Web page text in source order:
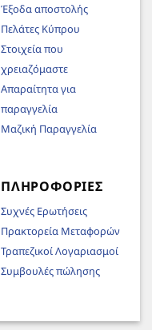
Έξοδα αποστολής
Πελάτες Κύπρου
Στοιχεία που
χρειαζόμαστε
Απαραίτητα για
παραγγελία
Μαζική Παραγγελία
ΠΛΗΡΟΦΟΡΊΕΣ
Συχνές Ερωτήσεις
Πρακτορεία Μεταφορών
Τραπεζικοί Λογαριασμοί
Συμβουλές πώλησης